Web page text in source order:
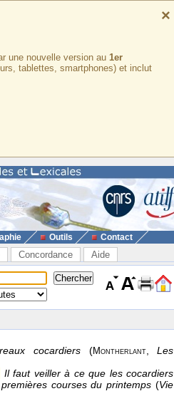
×
une nouvelle version au 1er
tablettes, smartphones) et inclut
Outils Contact
Concordance Aide
cocardiers(Montherlant,Les
Il faut veiller à ce que les cocardiers
courses du printemps (Vie